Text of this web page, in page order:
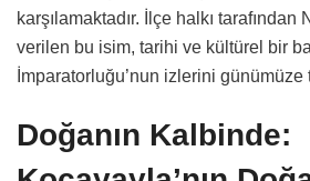
karşılamaktadır. İlçe halkı tarafından
verilen bu isim, tarihi ve kültürel bir
İmparatorluğu’nun izlerini günümüze
Doğanın Kalbinde: